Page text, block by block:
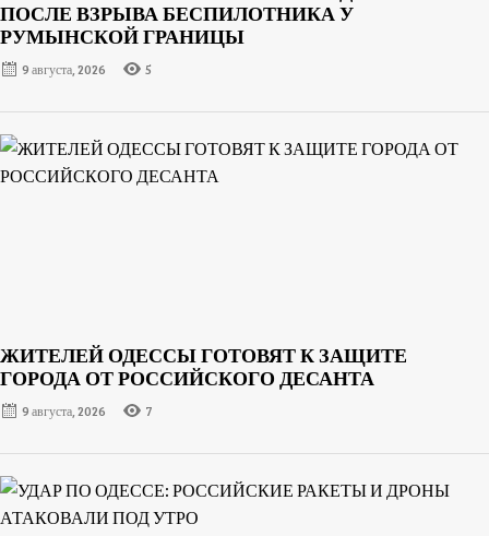
ПОСЛЕ ВЗРЫВА БЕСПИЛОТНИКА У
РУМЫНСКОЙ ГРАНИЦЫ
9 августа, 2026 5
ЖИТЕЛЕЙ ОДЕССЫ ГОТОВЯТ К ЗАЩИТЕ
ГОРОДА ОТ РОССИЙСКОГО ДЕСАНТА
9 августа, 2026 7